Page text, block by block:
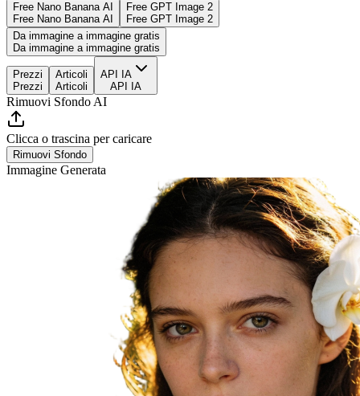
Free Nano Banana AI
Free Nano Banana AI
Free GPT Image 2
Free GPT Image 2
Da immagine a immagine gratis
Da immagine a immagine gratis
Prezzi
Prezzi
Articoli
Articoli
API IA
API IA
Rimuovi Sfondo AI
Clicca o trascina per caricare
Rimuovi Sfondo
Immagine Generata